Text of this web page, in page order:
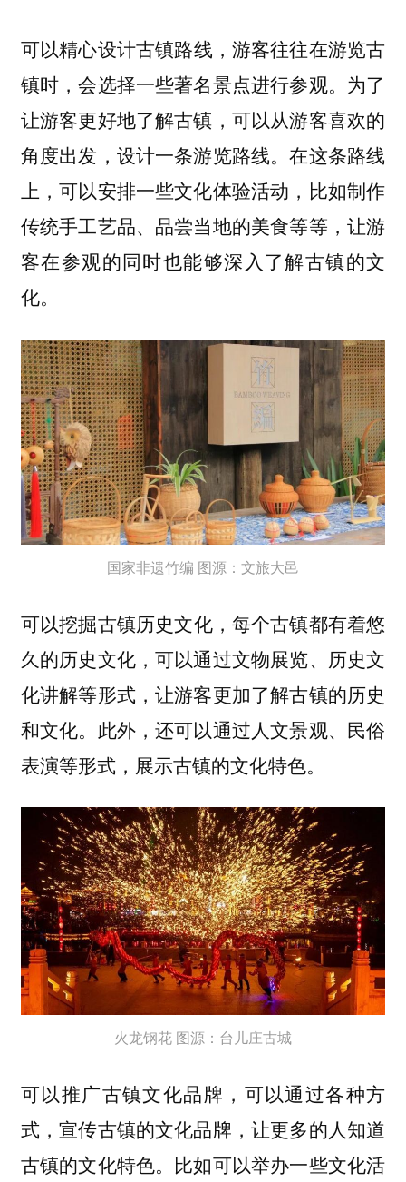
可以精心设计古镇路线 ，游客往往在游览古
镇时，会选择一些著名景点进行参观。为了
让游客更好地了解古镇，可以从游客喜欢的
角度出发，设计一条游览路线。在这条路线
上，可以安排一些文化体验活动，比如制作
传统手工艺品、品尝当地的美食等等，让游
客在参观的同时也能够深入了解古镇的文
化。
国家非遗竹编 图源：文旅大邑
可以挖掘古镇历史文化，每个古镇都有着悠
久的历史文化，可以通过文物展览、历史文
化讲解等形式，让游客更加了解古镇的历史
和文化。此外，还可以通过人文景观、民俗
表演等形式，展示古镇的文化特色。
火龙钢花 图源：台儿庄古城
可以推广古镇文化品牌 ，可以通过各种方
式，宣传古镇的文化品牌，让更多的人知道
古镇的文化特色。比如可以举办一些文化活